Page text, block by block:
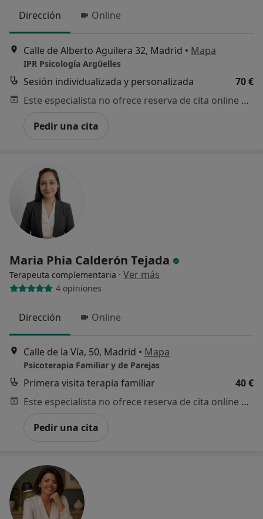
Dirección Online
Calle de Alberto Aguilera 32, Madrid • Mapa
IPR Psicología Argüelles
Sesión individualizada y personalizada
70 €
Este especialista no ofrece reserva de cita online en esta dirección.
Pedir una cita
Maria Phia Calderón Tejada
Terapeuta complementaria · Ver más
4 opiniones
Dirección Online
Calle de la Vía, 50, Madrid • Mapa
Psicoterapia Familiar y de Parejas
Primera visita terapia familiar
40 €
Este especialista no ofrece reserva de cita online en esta dirección.
Pedir una cita